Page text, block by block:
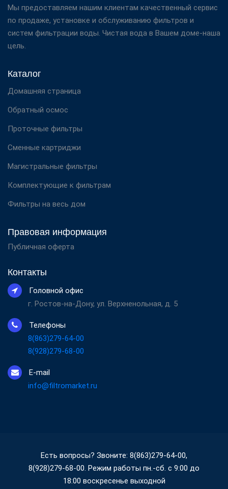
Мы предоставляем нашим клиентам качественный сервис
по продаже, установке и обслуживанию фильтров и
систем фильтрации воды. Чистая вода в Вашем доме-наша
цель.
Каталог
Домашняя страница
Обратный осмос
Проточные фильтры
Сменные картриджи
Магистральные фильтры
Комплектующие к фильтрам
Фильтры на весь дом
Правовая информация
Публичная оферта
Контакты
Головной офис
г. Ростов-на-Дону, ул. Верхненольная, д. 5
Телефоны
8(863)279-64-00
8(928)279-68-00
E-mail
info@filtromarket.ru
Есть вопросы? Звоните: 8(863)279-64-00,
8(928)279-68-00. Режим работы пн.-сб. с 9:00 до
18:00 воскресенье выходной